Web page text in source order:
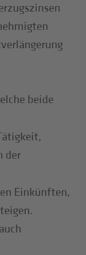
beide
der
Einkünften,